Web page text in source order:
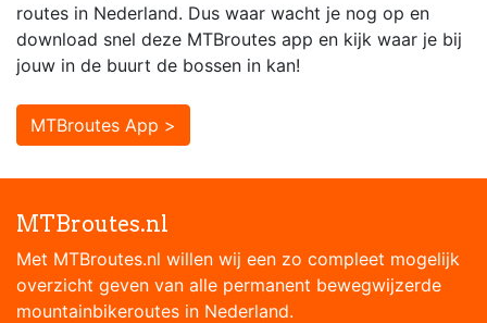
routes in Nederland. Dus waar wacht je nog op en
download snel deze MTBroutes app en kijk waar je bij
jouw in de buurt de bossen in kan!
MTBroutes App >
MTBroutes.nl
Met MTBroutes.nl willen wij een zo compleet mogelijk
overzicht geven van alle permanent bewegwijzerde
mountainbikeroutes in Nederland.